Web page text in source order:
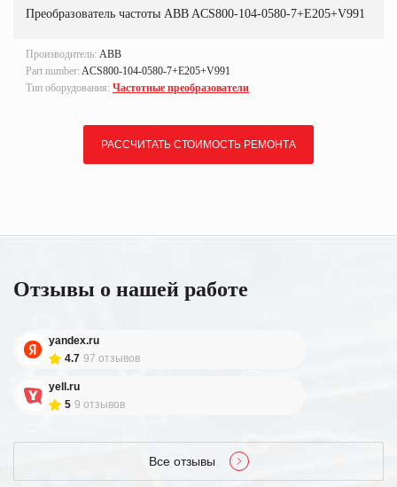
Преобразователь частоты ABB ACS800-104-0580-7+E205+V991
Производитель: ABB
Part number: ACS800-104-0580-7+E205+V991
Тип оборудования: Частотные преобразователи
РАССЧИТАТЬ СТОИМОСТЬ РЕМОНТА
Отзывы о нашей работе
yandex.ru
4.7 97 отзывов
yell.ru
5 9 отзывов
Все отзывы